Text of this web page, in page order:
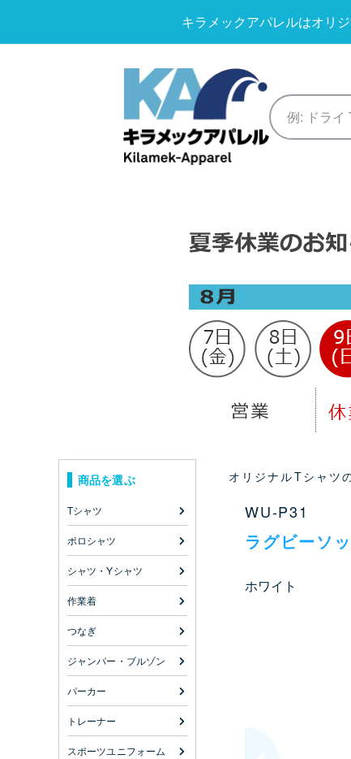
キラメックアパレルはオリ
商品を選ぶ
Tシャツ
ポロシャツ
シャツ・Yシャツ
作業着
つなぎ
ジャンパー・ブルゾン
パーカー
トレーナー
スポーツユニフォーム
オリジナルTシャツ
WU-P31
ラグビーソ
ホワイト